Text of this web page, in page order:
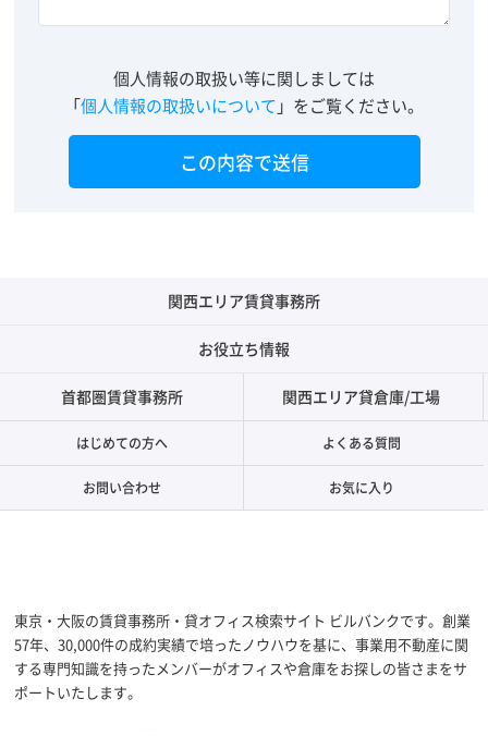
個人情報の取扱い等に関しましては
「個人情報の取扱いについて 」をご覧ください。
関西エリア賃貸事務所
お役立ち情報
首都圏賃貸事務所 関西エリア貸倉庫/工場
はじめての方へ よくある質問
お問い合わせ お気に入り
東京・大阪の賃貸事務所・貸オフィス検索サイト ビルバンクです。創業
57年、30,000件の成約実績で培ったノウハウを基に、事業用不動産に関
する専門知識を持ったメンバーがオフィスや倉庫をお探しの皆さまをサ
ポートいたします。